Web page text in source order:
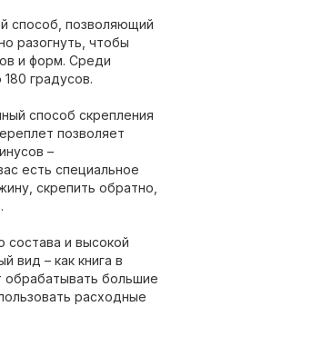
способ, позволяющий
разогнуть, чтобы
и форм. Среди
градусов.
способ скрепления
позволяет
–
есть специальное
скрепить обратно,
состава и высокой
вид – как книга в
обрабатывать большие
расходные